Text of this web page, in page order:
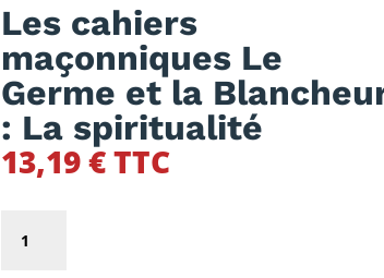
Les cahiers
maçonniques Le
Germe et la
: La spiritualité
13,19€TTC